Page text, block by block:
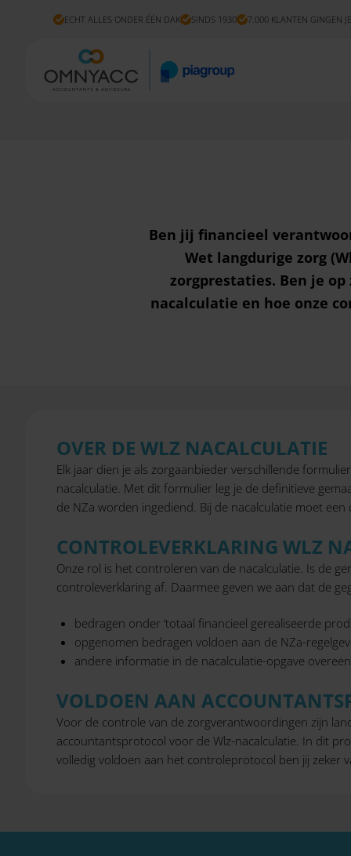
ECHT ALLES ONDER ÉÉN DAK SINDS 1930 7.000 KLANTEN GINGEN
Ben jij financieel
Wet langdurige zorg
zorgprestaties. Ben je
nacalculatie en hoe onze
OVER DE WLZ NACALCULATIE
Elk jaar dien je als zorgaanbieder verschillende
nacalculatie. Met dit formulier leg je de definitieve
de NZa worden ingediend. Bij de nacalculatie moet
CONTROLEVERKLARING WLZ
Onze rol is het controleren van de nacalculatie. Is de
controleverklaring af. Daarmee geven we aan dat de
bedragen onder ‘totaal financieel gerealiseerde
opgenomen bedragen voldoen aan de NZa-
andere informatie in de nacalculatie-opgave
VOLDOEN AAN
Voor de controle van de zorgverantwoordingen zijn
accountantsprotocol voor de Wlz-nacalculatie. In dit
volledig voldoen aan het controleprotocol ben jij zeker